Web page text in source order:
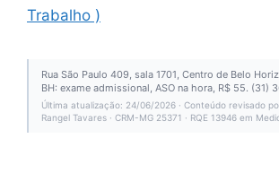
Trabalho )
Rua São Paulo 409, sala 1701, Centro de Belo
BH: exame admissional, ASO na hora, R$ 55. (31)
Última atualização: 24/06/2026 · Conteúdo revisado
Rangel Tavares · CRM-MG 25371 · RQE 13946 em